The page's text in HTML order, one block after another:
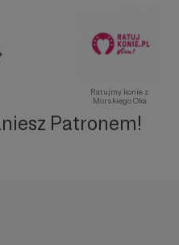
Ratujmy konie z
Morskiego Oka
Patronem!